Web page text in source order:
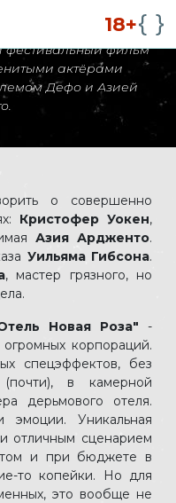
18+
роза"
фестивальный фильм
актёрами
Дефо и Азией
о совершенно
Кристофер Уокен,
Азия Ардженто.
Уильяма Гибсона.
, мастер грязного, но
Новая Роза" -
корпораций.
спецэффектов, без
в камерной
дерьмового отеля.
Уникальная
отличным сценарием
и при бюджете в
то копейки. Но для
это вообще не